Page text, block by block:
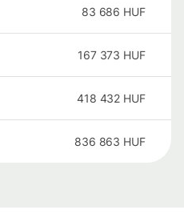
83 686 HUF
167 373 HUF
418 432 HUF
836 863 HUF